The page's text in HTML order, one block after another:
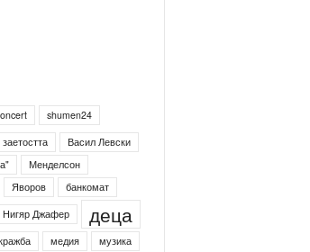
shumen24
Васил Левски
Менделсон
Яворов
банкомат
Нигяр Джафер деца
медия
музика